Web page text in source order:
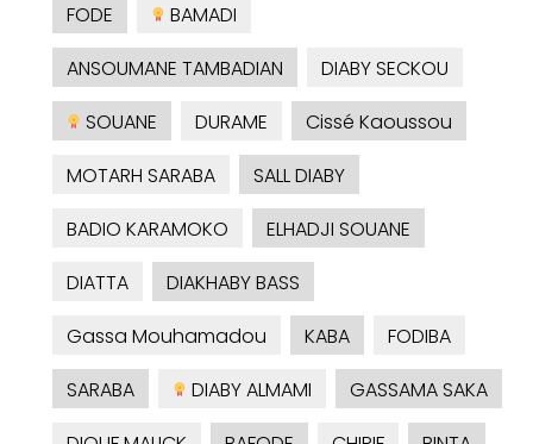
FODE
BAMADI
ANSOUMANE TAMBADIAN
DIABY SECKOU
SOUANE
DURAME
Cissé Kaoussou
MOTARH SARABA
SALL DIABY
BADIO KARAMOKO
ELHADJI SOUANE
DIATTA
DIAKHABY BASS
Gassa Mouhamadou
KABA
FODIBA
SARABA
DIABY ALMAMI
GASSAMA SAKA